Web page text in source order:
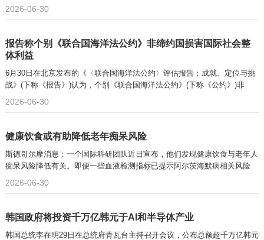
2026-06-30
报告称个别《联合国海洋法公约》非缔约国损害国际社会整
体利益
6月30日在北京发布的《〈联合国海洋法公约〉评估报告：成就、定位与挑
战》(下称《报告》)认为，个别《联合国海洋法公约》(下称《公约》)非
2026-06-30
健康饮食或有助降低老年痴呆风险
斯德哥尔摩消息：一个国际科研团队近日宣布，他们发现健康饮食与老年人
痴呆风险降低有关。即便一些血液检测指标已提示阿尔茨海默病相关风险
2026-06-30
韩国政府将投资千万亿韩元于AI和半导体产业
韩国总统李在明29日在总统府青瓦台主持召开会议，公布总额超千万亿韩元